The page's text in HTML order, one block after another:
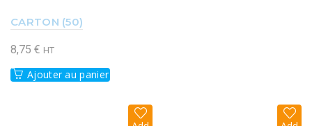
CARTON (50)
8,75 € HT
Ajouter au panier